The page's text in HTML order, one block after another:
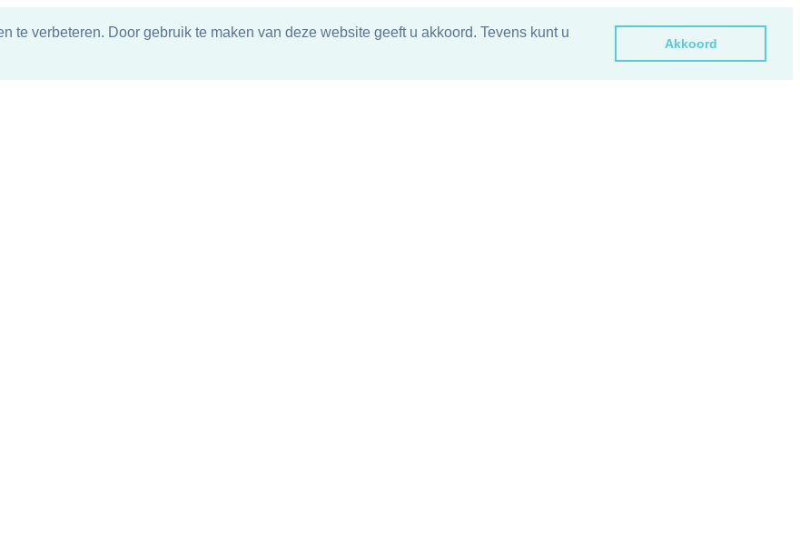
te verbeteren. Door gebruik te maken van deze website geeft u akkoord. Tevens kunt u
Akkoord